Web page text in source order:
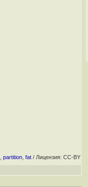
partition fat / Лицензия: CC-BY